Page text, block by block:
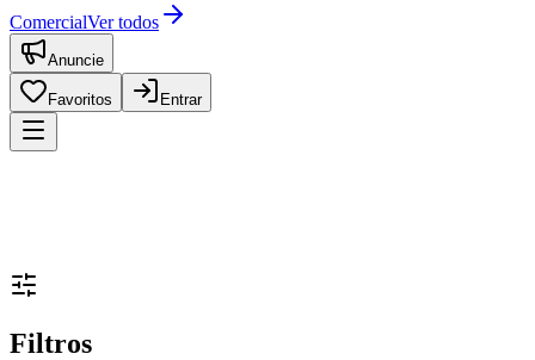
ComercialVer todos
Anuncie
Favoritos Entrar
Filtros